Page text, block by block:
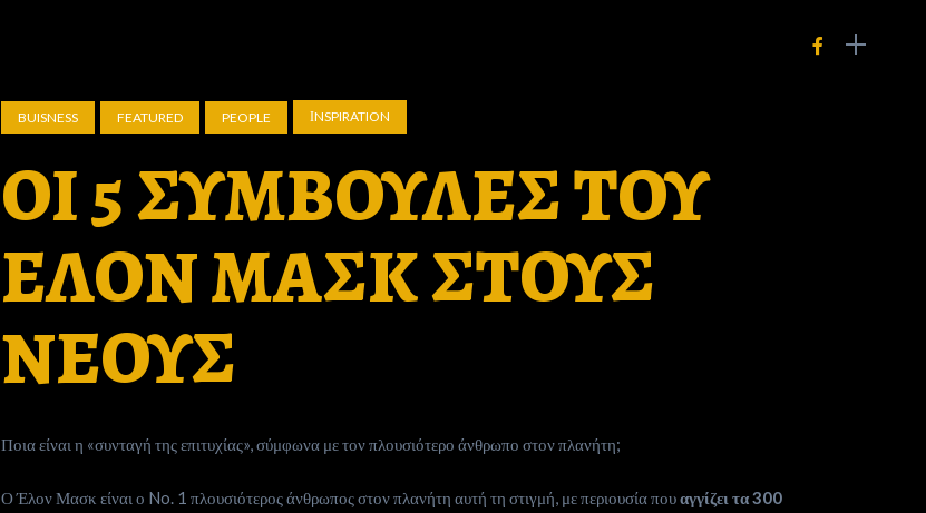
BUISNESS FEATURED PEOPLE ΙNSPIRATION
ΟΙ 5 ΣΥΜΒΟΥΛΕΣ ΤΟΥ
ΕΛΟΝ ΜΑΣΚ ΣΤΟΥΣ
ΝΕΟΥΣ
Ποια είναι η «συνταγή της επιτυχίας», σύμφωνα με τον πλουσιότερο άνθρωπο στον πλανήτη;
Ο Έλον Μασκ είναι ο No. 1 πλουσιότερος άνθρωπος στον πλανήτη αυτή τη στιγμή, με περιουσία πουαγγίζει τα 300